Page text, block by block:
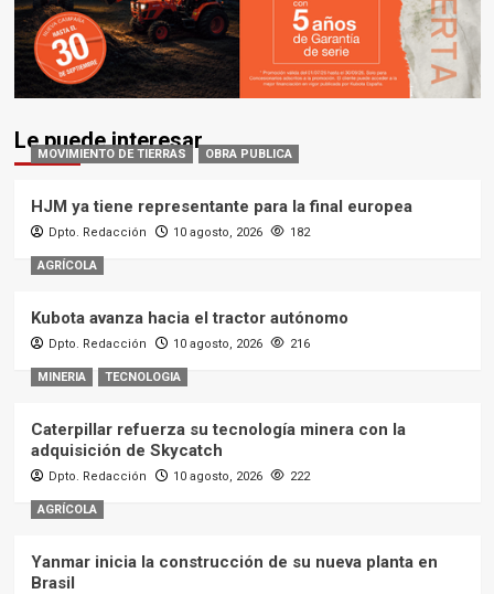
Le puede interesar
MOVIMIENTO DE TIERRAS OBRA PUBLICA
HJM ya tiene representante para la final europea
Dpto. Redacción 10 agosto, 2026 182
AGRÍCOLA
Kubota avanza hacia el tractor autónomo
Dpto. Redacción 10 agosto, 2026 216
MINERIA TECNOLOGIA
Caterpillar refuerza su tecnología minera con la
adquisición de Skycatch
Dpto. Redacción 10 agosto, 2026 222
AGRÍCOLA
Yanmar inicia la construcción de su nueva planta en
Brasil